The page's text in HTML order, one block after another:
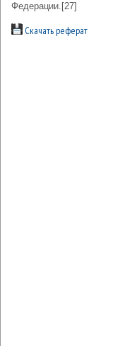
Федерации.[27]
Скачать реферат